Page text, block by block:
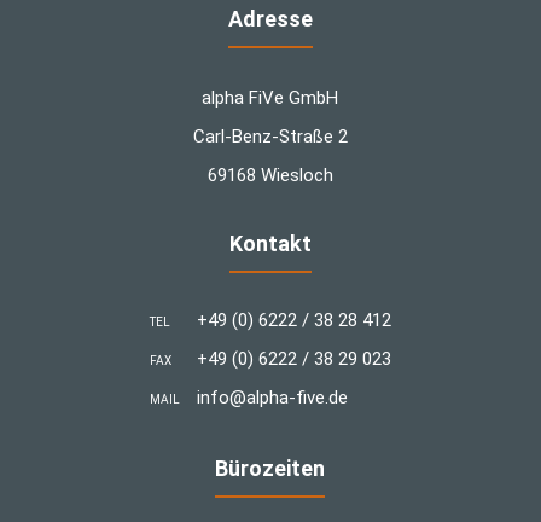
Adresse
alpha FiVe GmbH
Carl-Benz-Straße 2
69168 Wiesloch
Kontakt
TEL +49 (0) 6222 / 38 28 412
FAX +49 (0) 6222 / 38 29 023
MAIL info@alpha-five.de
Bürozeiten